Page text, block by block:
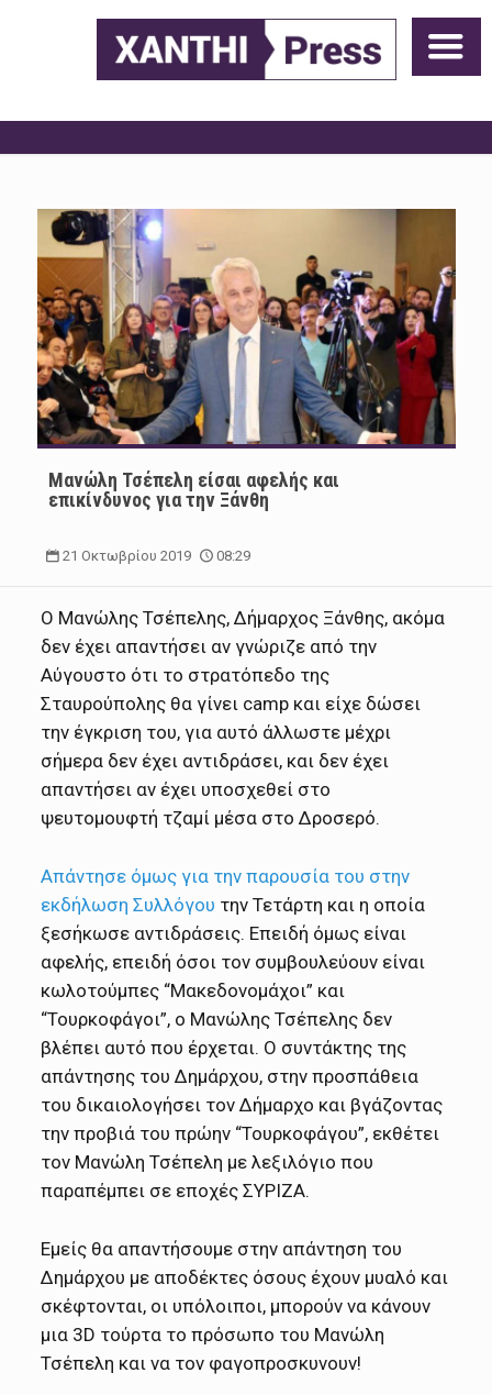
Μανώλη Τσέπελη είσαι αφελής και
επικίνδυνος για την Ξάνθη
21 Οκτωβρίου 2019 08:29
Ο Μανώλης Τσέπελης, Δήμαρχος Ξάνθης, ακόμα
δεν έχει απαντήσει αν γνώριζε από την
Αύγουστο ότι το στρατόπεδο της
Σταυρούπολης θα γίνει camp και είχε δώσει
την έγκριση του, για αυτό άλλωστε μέχρι
σήμερα δεν έχει αντιδράσει, και δεν έχει
απαντήσει αν έχει υποσχεθεί στο
ψευτομουφτή τζαμί μέσα στο Δροσερό.
Απάντησε όμως για την παρουσία του στην
εκδήλωση Συλλόγου την Τετάρτη και η οποία
ξεσήκωσε αντιδράσεις. Επειδή όμως είναι
αφελής, επειδή όσοι τον συμβουλεύουν είναι
κωλοτούμπες “Μακεδονομάχοι” και
“Τουρκοφάγοι”, ο Μανώλης Τσέπελης δεν
βλέπει αυτό που έρχεται. Ο συντάκτης της
απάντησης του Δημάρχου, στην προσπάθεια
του δικαιολογήσει τον Δήμαρχο και βγάζοντας
την προβιά του πρώην “Τουρκοφάγου”, εκθέτει
τον Μανώλη Τσέπελη με λεξιλόγιο που
παραπέμπει σε εποχές ΣΥΡΙΖΑ.
Εμείς θα απαντήσουμε στην απάντηση του
Δημάρχου με αποδέκτες όσους έχουν μυαλό και
σκέφτονται, οι υπόλοιποι, μπορούν να κάνουν
μια 3D τούρτα το πρόσωπο του Μανώλη
Τσέπελη και να τον φαγοπροσκυνουν!